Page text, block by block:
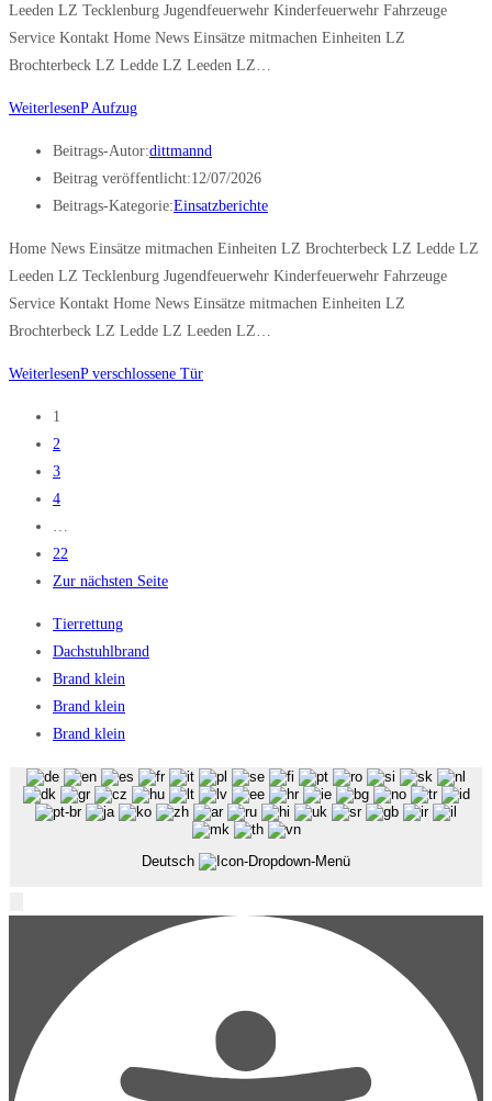
Leeden LZ Tecklenburg Jugendfeuerwehr Kinderfeuerwehr Fahrzeuge
Service Kontakt Home News Einsätze mitmachen Einheiten LZ
Brochterbeck LZ Ledde LZ Leeden LZ…
WeiterlesenP Aufzug
Beitrags-Autor:dittmannd
Beitrag veröffentlicht:12/07/2026
Beitrags-Kategorie:Einsatzberichte
Home News Einsätze mitmachen Einheiten LZ Brochterbeck LZ Ledde LZ
Leeden LZ Tecklenburg Jugendfeuerwehr Kinderfeuerwehr Fahrzeuge
Service Kontakt Home News Einsätze mitmachen Einheiten LZ
Brochterbeck LZ Ledde LZ Leeden LZ…
WeiterlesenP verschlossene Tür
1
2
3
4
22
Zur nächsten Seite
Tierrettung
Dachstuhlbrand
Brand klein
Brand klein
Brand klein
Deutsch